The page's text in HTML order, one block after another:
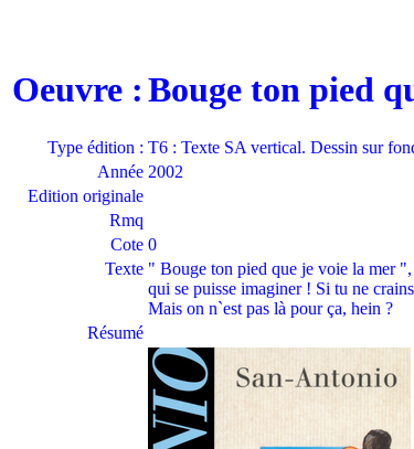
Oeuvre :Bouge ton pied
Type édition : T6 : Texte SA vertical. Dessin sur
Année 2002
Edition originale
Rmq
Cote 0
Texte " Bouge ton pied que je voie la mer
qui se puisse imaginer ! Si tu ne
Mais on n`est pas là pour ça, hein ?
Résumé